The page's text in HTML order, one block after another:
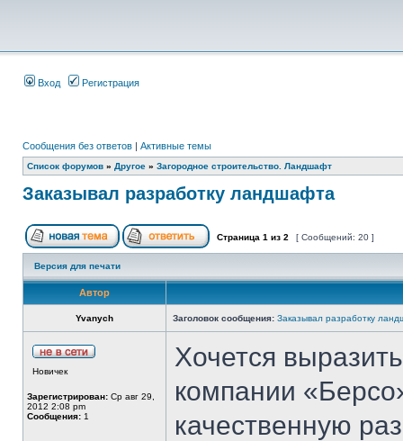
Вход Регистрация
Сообщения без ответов | Активные темы
Список форумов » Другое » Загородное строительство. Ландшафт
Заказывал разработку ландшафта
Страница 1 из 2 [ Сообщений: 20 ]
Версия для печати
Автор
Yvanych Заголовок сообщения: Заказывал разработку
Новичек
Зарегистрирован: Ср авг 29,
2012 2:08 pm
Сообщения: 1
Хочется
компании
качественную